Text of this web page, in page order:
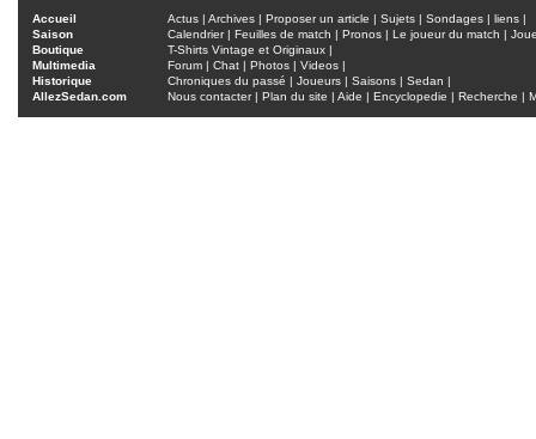
Accueil Actus | Archives | Proposer un article | Sujets | Sondages | liens |
Saison
Calendrier| Feuilles de match | Pronos | Le joueur du match |
Boutique
T-Shirts Vintage et Originaux |
Multimedia
Forum | Chat | Photos | Videos |
Historique
Chroniques du passé | Joueurs | Saisons | Sedan |
AllezSedan.com
Nous contacter| Plan du site | Aide | Encyclopedie | Recherche |